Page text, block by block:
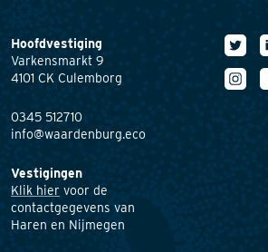
Hoofdvestiging
Varkensmarkt 9
4101 CK Culemborg
0345 512710
info@waardenburg.eco
Vestigingen
Klik hier voor de
contactgegevens van
Haren en Nijmegen